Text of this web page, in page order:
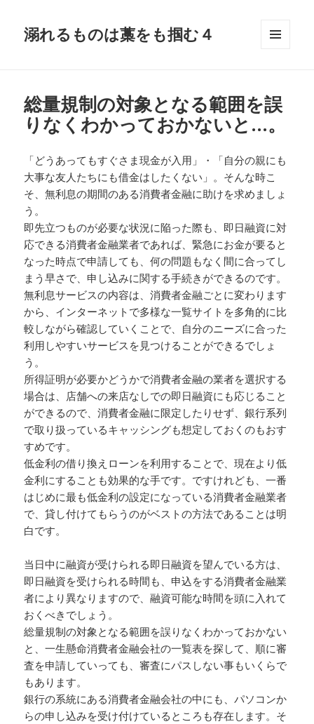
溺れるものは藁をも掴む４
ット
総量規制の対象となる範囲を誤
りなくわかっておかないと…。
「どうあってもすぐさま現金が入用」・「自分の親にも
大事な友人たちにも借金はしたくない」。そんな時こ
そ、無利息の期間のある消費者金融に助けを求めましょ
う。
即先立つものが必要な状況に陥った際も、即日融資に対
応できる消費者金融業者であれば、緊急にお金が要ると
なった時点で申請しても、何の問題もなく間に合ってし
まう早さで、申し込みに関する手続きができるのです。
無利息サービスの内容は、消費者金融ごとに変わります
から、インターネットで多様な一覧サイトを多角的に比
較しながら確認していくことで、自分のニーズに合った
利用しやすいサービスを見つけることができるでしょ
う。
所得証明が必要かどうかで消費者金融の業者を選択する
場合は、店舗への来店なしでの即日融資にも応じること
ができるので、消費者金融に限定したりせず、銀行系列
で取り扱っているキャッシングも想定しておくのもおす
すめです。
低金利の借り換えローンを利用することで、現在より低
金利にすることも効果的な手です。ですけれども、一番
はじめに最も低金利の設定になっている消費者金融業者
で、貸し付けてもらうのがベストの方法であることは明
白です。
当日中に融資が受けられる即日融資を望んでいる方は、
即日融資を受けられる時間も、申込をする消費者金融業
者により異なりますので、融資可能な時間を頭に入れて
おくべきでしょう。
総量規制の対象となる範囲を誤りなくわかっておかない
と、一生懸命消費者金融会社の一覧表を探して、順に審
査を申請していっても、審査にパスしない事もいくらで
もあります。
銀行の系統にある消費者金融会社の中にも、パソコンか
らの申し込みを受け付けているところも存在します。そ